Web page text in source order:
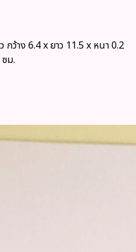
ว้าง 6.4 x ยาว 11.5 x หนา 0.2
ม.